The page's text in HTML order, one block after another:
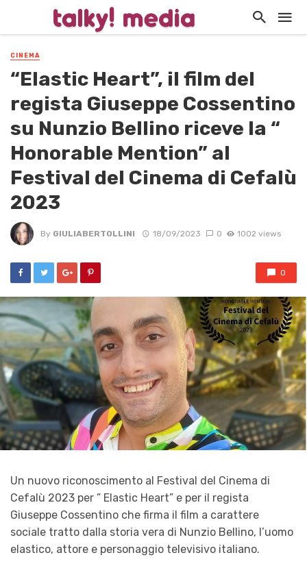
CINEMA
“Elastic Heart”, il film del
regista Giuseppe Cossentino
su Nunzio Bellino riceve la “
Honorable Mention” al
Festival del Cinema di Cefalù
2023
By GIULIABERTOLLINI 18/09/2023 0 1002 views
0
Un nuovo riconoscimento al Festival del Cinema di
Cefalù 2023 per ” Elastic Heart” e per il regista
Giuseppe Cossentino che firma il film a carattere
sociale tratto dalla storia vera di Nunzio Bellino, l’uomo
elastico, attore e personaggio televisivo italiano.